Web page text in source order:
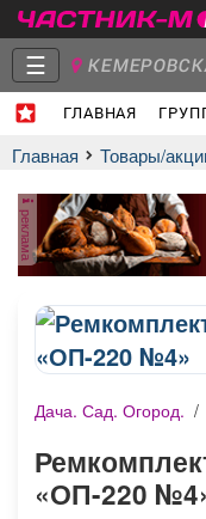
☰
ГЛАВНАЯ
Главная
Объявления
Работа
Главная Товары/
реклама
Дача. Сад. Огород. /
«ОП-220